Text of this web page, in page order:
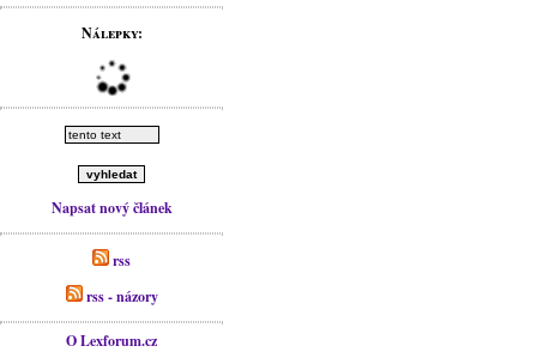
Nálepky:
Napsat nový článek
rss
rss - názory
O Lexforum.cz